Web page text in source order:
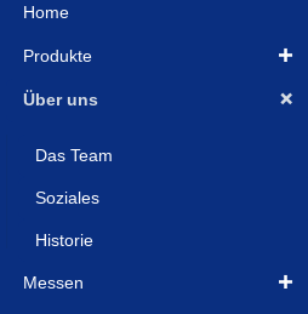
Home
Produkte
Über uns
Das Team
Soziales
Historie
Messen